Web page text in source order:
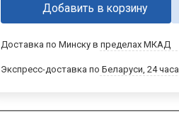
Добавить в корзину
Доставка по Минску в пределах МКАД
Экспресс-доставка по Беларуси, 24 часа